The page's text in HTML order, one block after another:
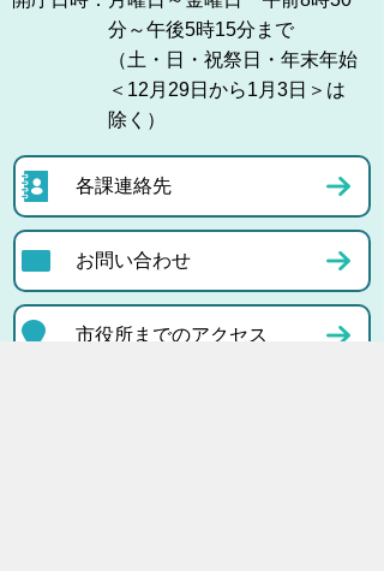
分～午後5時15分まで
（土・日・祝祭日・年末年始
＜12月29日から1月3日＞は
除く）
各課連絡先
お問い合わせ
市役所までのアクセス